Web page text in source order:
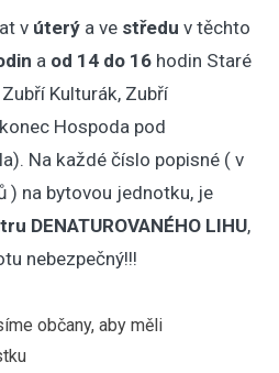
v úterý a ve středu v těchto
a od 14 do 16 hodin Staré
Kulturák, Zubří
Hospoda pod
Na každé číslo popisné ( v
) na bytovou jednotku, je
DENATUROVANÉHO LIHU,
nebezpečný!!!
občany, aby měli